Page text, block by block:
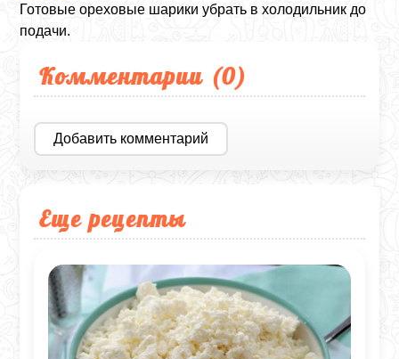
Готовые ореховые шарики убрать в холодильник до
подачи.
Комментарии (0)
Добавить комментарий
Еще рецепты